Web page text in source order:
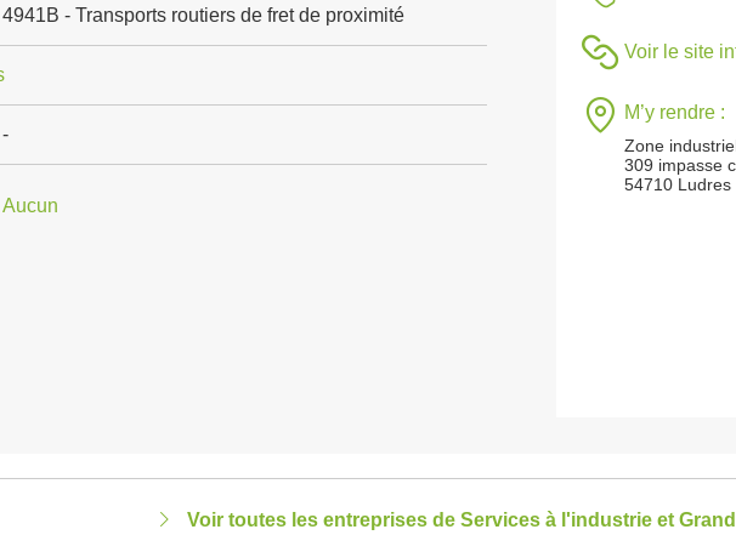
4941B - Transports routiers de fret de proximité
-
Aucun
Voir le site
M’y rendre :
Zone
309 impasse
54710 Ludres
Voir toutes les entreprises de Services à l'industrie et